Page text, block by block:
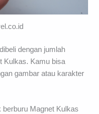
dengan jumlah
Kulkas. Kamu bisa
gambar atau karakter
berburu Magnet Kulkas